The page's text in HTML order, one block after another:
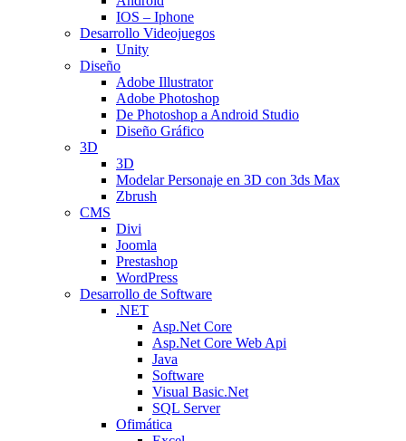
IOS – Iphone
Desarrollo Videojuegos
Unity
Diseño
Adobe Illustrator
Adobe Photoshop
De Photoshop a Android Studio
Diseño Gráfico
3D
3D
Modelar Personaje en 3D con 3ds Max
Zbrush
CMS
Divi
Joomla
Prestashop
WordPress
Desarrollo de Software
.NET
Asp.Net Core
Asp.Net Core Web Api
Java
Software
Visual Basic.Net
SQL Server
Ofimática